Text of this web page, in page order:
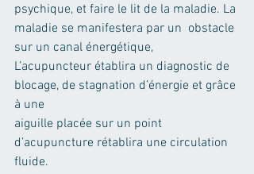
psychique, et faire le lit de la maladie. La
maladie se manifestera par un  obstacle
sur un canal énergétique,
L’acupuncteur établira un diagnostic de
blocage, de stagnation d’énergie et grâce
à une
aiguille placée sur un point
d’acupuncture rétablira une circulation
fluide.